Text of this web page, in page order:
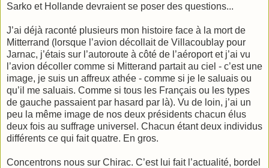
Sarko et Hollande devraient se poser des questions...
J’ai déjà raconté plusieurs mon histoire face à la mort de
Mitterrand (lorsque l’avion décollait de Villacoublay pour
Jarnac, j’étais sur l’autoroute à côté de l’aéroport et j’ai vu
l’avion décoller comme si Mitterand partait au ciel - c’est une
image, je suis un affreux athée - comme si je le saluais ou
qu’il me saluais. Comme si tous les Français ou les types
de gauche passaient par hasard par là). Vu de loin, j’ai un
peu la même image de nos deux présidents chacun élus
deux fois au suffrage universel. Chacun étant deux individus
différents ce qui fait quatre. En gros.
Concentrons nous sur Chirac. C’est lui fait l’actualité, bordel